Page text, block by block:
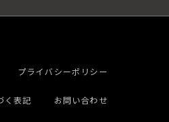
プライバシーポリシー
く表記 お問い合わせ